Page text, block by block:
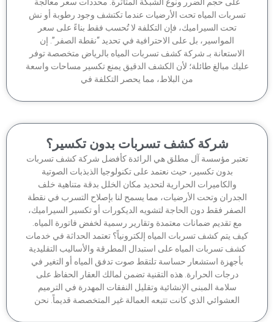
المياه تحت الأرضيات عندما تكتشف وجود رطوبة أو نش
تحت السيراميك، فإن التكلفة لا تُحسب فقط بناءً على سعر
المواسير، بل على الاحترافية في تحديد “نقطة الصفر”. إن
بـ شركة كشف تسربات المياه بالرياض متخصصة توفر
مبالغ طائلة؛ لأن الكشف الدقيق يمنع تكسير مساحات واسعة
من البلاط، مما يحصر التكلفة في
شركة كشف تسربات بدون تكسير؟
مؤسسة آل مطلق هي الرائدة كأفضل شركة كشف تسربات
بدون تكسير، حيث نعتمد على تكنولوجيا الذبذبات الصوتية
والكاميرات الحرارية لتحديد مكان الخلل بدقة متناهية خلف
وتحت الأرضيات، مما يسمح لنا بإصلاح التسرب في نقطة
فقط دون الحاجة لتشويه الديكورات أو تكسير السيراميك،
مع تقديم ضمانات معتمدة وتقارير رسمية لخفض فاتورة المياه.
يتم كشف تسربات المياه إلكترونياً؟ تعتمد الحداثة في خدمات
تسربات المياه على استبدال المطرقة والأساليب التقليدية
بأجهزة استشعار حساسة تلتقط صوت تدفق المياه أو التغير في
درجات الحرارة. هذه التقنية تضمن لمالك العقار الحفاظ على
سلامة المبنى الإنشائية وتقليل النفقات المهدرة في الترميم
العشوائي الذي كانت تتبعه العمالة غير المتخصصة قديماً. نحن